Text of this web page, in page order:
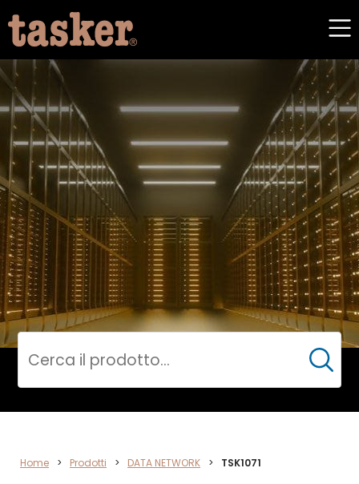
DATA
Cerca
Home > Prodotti > DATA NETWORK > TSK1071